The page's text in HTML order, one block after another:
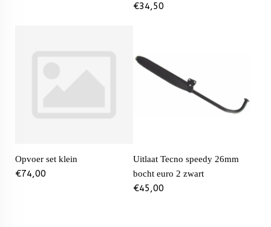
€34,50
Opvoer set klein
€74,00
Uitlaat Tecno speedy 26mm
bocht euro 2 zwart
€45,00